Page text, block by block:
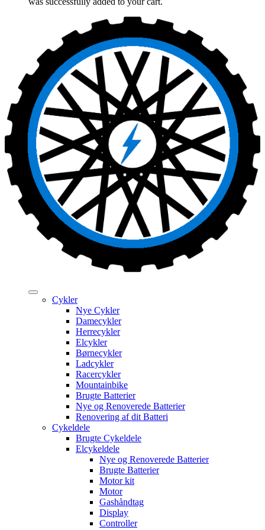
Cykler
Nye Cykler
Damecykler
Herrecykler
Elcykler
Børnecykler
Ladcykler
Racercykler
Mountainbike
Brugte Batterier
Nye og Renoverede Batterier
Renovering af dit Batteri
Cykeldele
Brugte Cykeldele
Elcykeldele
Nye og Renoverede Batterier
Brugte Batterier
Motor kit
Motor
Gashåndtag
Display
Controller